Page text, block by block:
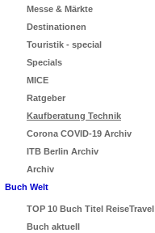
Messe & Märkte
Destinationen
Touristik - special
Specials
MICE
Ratgeber
Kaufberatung Technik
Corona COVID-19 Archiv
ITB Berlin Archiv
Archiv
Buch Welt
TOP 10 Buch Titel ReiseTravel
Buch aktuell